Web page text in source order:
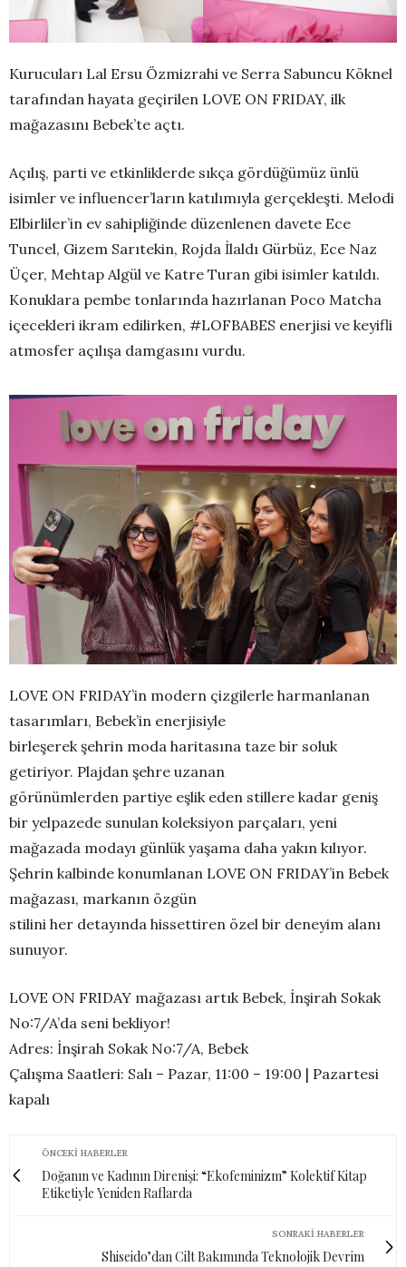
Kurucuları Lal Ersu Özmizrahi ve Serra Sabuncu Köknel
tarafından hayata geçirilen LOVE ON FRIDAY, ilk
mağazasını Bebek’te açtı.
Açılış, parti ve etkinliklerde sıkça gördüğümüz ünlü
isimler ve influencer’ların katılımıyla gerçekleşti. Melodi
Elbirliler’in ev sahipliğinde düzenlenen davete Ece
Tuncel, Gizem Sarıtekin, Rojda İlaldı Gürbüz, Ece Naz
Üçer, Mehtap Algül ve Katre Turan gibi isimler katıldı.
Konuklara pembe tonlarında hazırlanan Poco Matcha
içecekleri ikram edilirken, #LOFBABES enerjisi ve keyifli
atmosfer açılışa damgasını vurdu.
LOVE ON FRIDAY’in modern çizgilerle harmanlanan
tasarımları, Bebek’in enerjisiyle
birleşerek şehrin moda haritasına taze bir soluk
getiriyor. Plajdan şehre uzanan
görünümlerden partiye eşlik eden stillere kadar geniş
bir yelpazede sunulan koleksiyon parçaları, yeni
mağazada modayı günlük yaşama daha yakın kılıyor.
Şehrin kalbinde konumlanan LOVE ON FRIDAY’in Bebek
mağazası, markanın özgün
stilini her detayında hissettiren özel bir deneyim alanı
sunuyor.
LOVE ON FRIDAY mağazası artık Bebek, İnşirah Sokak
No:7/A’da seni bekliyor!
Adres: İnşirah Sokak No:7/A, Bebek
Çalışma Saatleri: Salı – Pazar, 11:00 – 19:00 | Pazartesi
kapalı
ÖNCEKI HABERLER
Doğanın ve Kadının Direnişi: “Ekofeminizm” Kolektif Kitap
Etiketiyle Yeniden Raflarda
SONRAKI HABERLER
Shiseido’dan Cilt Bakımında Teknolojik Devrim